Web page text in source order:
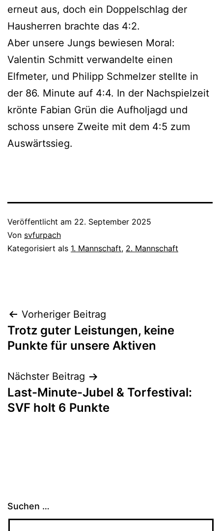
erneut aus, doch ein Doppelschlag der
Hausherren brachte das 4:2.
Aber unsere Jungs bewiesen Moral:
Valentin Schmitt verwandelte einen
Elfmeter, und Philipp Schmelzer stellte in
der 86. Minute auf 4:4. In der Nachspielzeit
krönte Fabian Grün die Aufholjagd und
schoss unsere Zweite mit dem 4:5 zum
Auswärtssieg.
Veröffentlicht am 22. September 2025
Von svfurpach
Kategorisiert als 1. Mannschaft, 2. Mannschaft
Beitragsnavigation
Vorheriger Beitrag
Trotz guter Leistungen, keine
Punkte für unsere Aktiven
Nächster Beitrag
Last-Minute-Jubel & Torfestival:
SVF holt 6 Punkte
Suchen …